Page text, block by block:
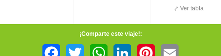
⤤ Ver tabla
¡Comparte este viaje!:
FacebookTwitter WhatsAppLinkedIn Pinterest